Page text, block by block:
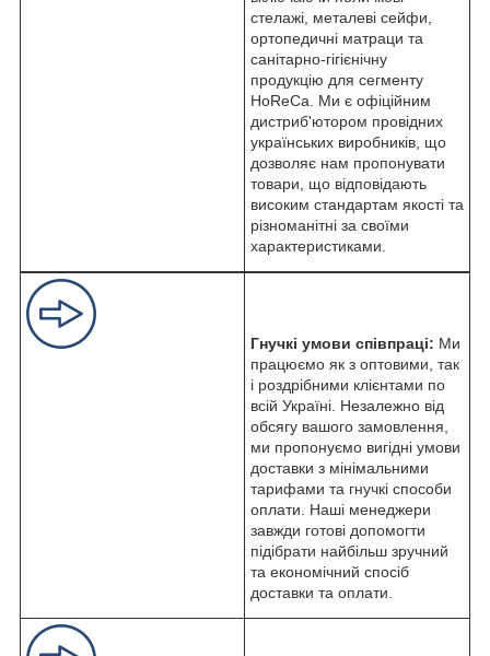
стелажі, металеві сейфи,
ортопедичні матраци та
санітарно-гігієнічну
продукцію для сегменту
HoReCa. Ми є офіційним
дистриб'ютором провідних
українських виробників, що
дозволяє нам пропонувати
товари, що відповідають
високим стандартам якості та
різноманітні за своїми
характеристиками.
Гнучкі умови співпраці: Ми
працюємо як з оптовими, так
і роздрібними клієнтами по
всій Україні. Незалежно від
обсягу вашого замовлення,
ми пропонуємо вигідні умови
доставки з мінімальними
тарифами та гнучкі способи
оплати. Наші менеджери
завжди готові допомогти
підібрати найбільш зручний
та економічний спосіб
доставки та оплати.